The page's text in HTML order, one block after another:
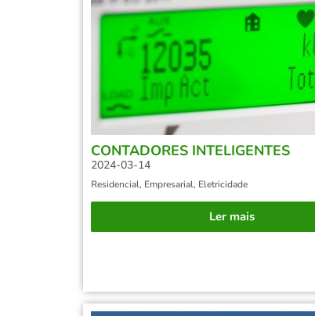
CONTADORES INTELIGENTES
2024-03-14
Residencial, Empresarial, Eletricidade
Ler mais